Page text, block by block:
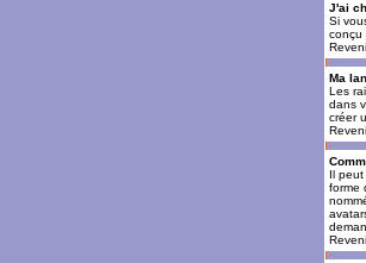
J'ai
Si
conçu
Ma
Les
dans
créer
Il
forme